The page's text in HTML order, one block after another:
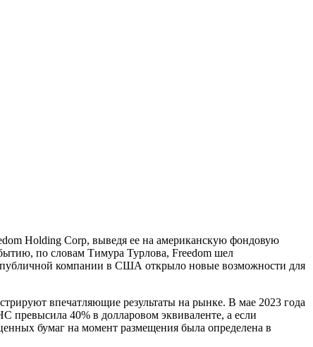
Holding Corp, выведя ее на американскую фондовую
по словам Тимура Турлова, Freedom шел
публичной компании в США открыло новые возможности для
впечатляющие результаты на рынке. В мае 2023 года
превысила 40% в долларовом эквиваленте, а если
бумаг на момент размещения была определена в